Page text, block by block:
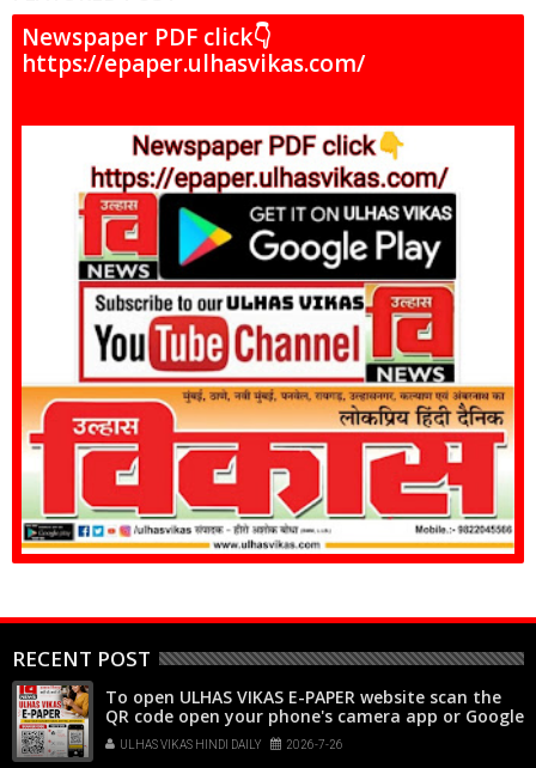
Newspaper PDF click👇
https://epaper.ulhasvikas.com/
RECENT POST
To open ULHAS VIKAS E-PAPER website scan the
QR code open your phone's camera app or Google
Lens, point it at the code, and tap the web link
popup that appears on your screen
ULHAS VIKAS HINDI DAILY 2026-7-26